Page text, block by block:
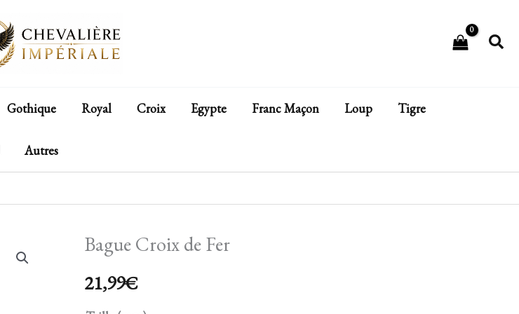
Gothique Royal Croix Egypte Franc Maçon Loup Tigre
Autres
Bague Croix de Fer
21,99€
quantité
Bague